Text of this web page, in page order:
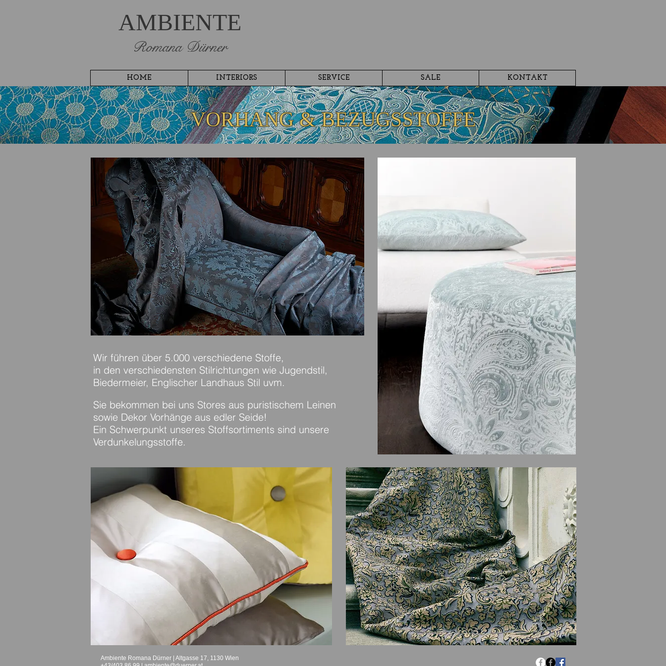
AMBIENTE
Romana Dürner
HOME INTERIORS SERVICE SALE KONTAKT
VORHANG & BEZUGSSTOFFE
Wir führen über 5.000 verschiedene Stoffe,
in den verschiedensten Stilrichtungen wie Jugendstil,
Biedermeier, Englischer Landhaus Stil uvm.
Sie bekommen bei uns Stores aus puristischem Leinen
sowie Dekor Vorhänge aus edler Seide!
Ein Schwerpunkt unseres Stoffsortiments sind unsere
Verdunkelungsstoffe.
Ambiente Romana Dürner | Altgasse 17, 1130 Wien